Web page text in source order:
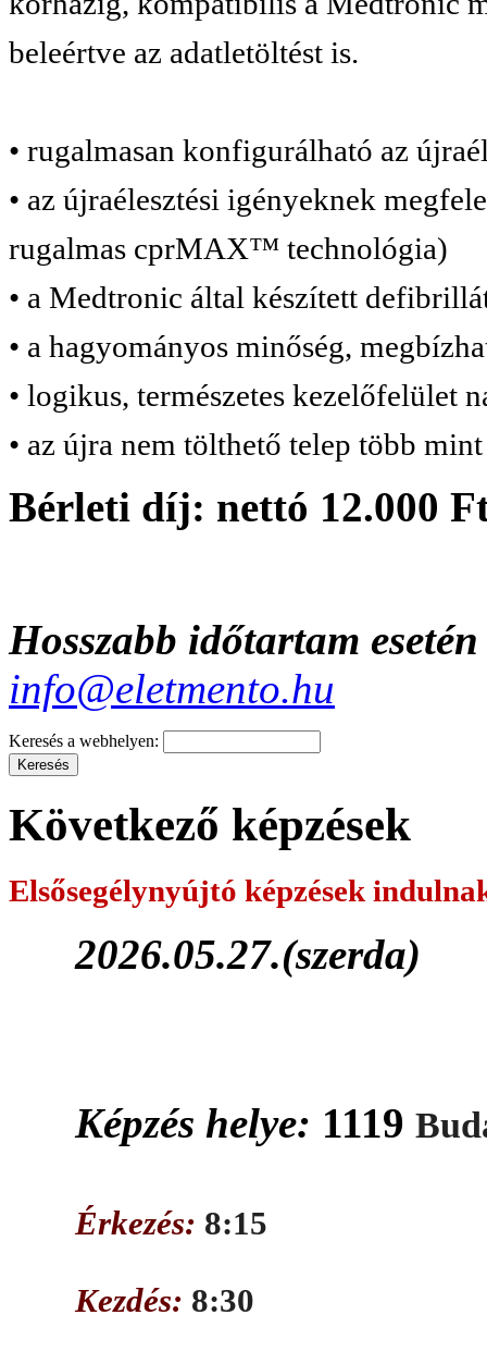
beleértve az adatletöltést is.
• rugalmasan konfigurálható az
• az újraélesztési igényeknek
rugalmas cprMAX™ technológia)
• a Medtronic által készített
• a hagyományos minőség,
• logikus, természetes kezelőfelület
• az újra nem tölthető telep több
Bérleti díj: nettó 12.000
Hosszabb időtartam
info@eletmento.hu
Keresés a webhelyen:
Következő képzések
Elsősegélynyújtó képzések
2026.05.27.(szerda)
Képzés helye: 1119
Érkezés: 8:15
Kezdés: 8:30